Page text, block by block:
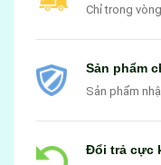
Chỉ trong
Sản phẩm
Sản phẩm
Đổi trả cực